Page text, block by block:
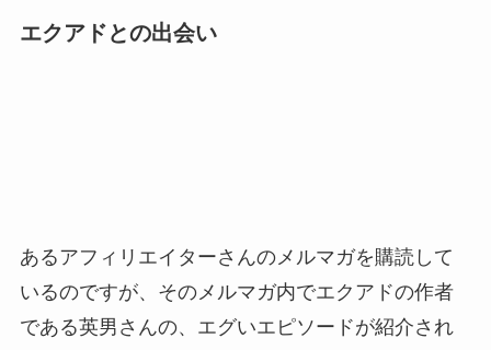
エクアドとの出会い
あるアフィリエイターさんのメルマガを購読して
いるのですが、そのメルマガ内でエクアドの作者
である英男さんの、エグいエピソードが紹介され